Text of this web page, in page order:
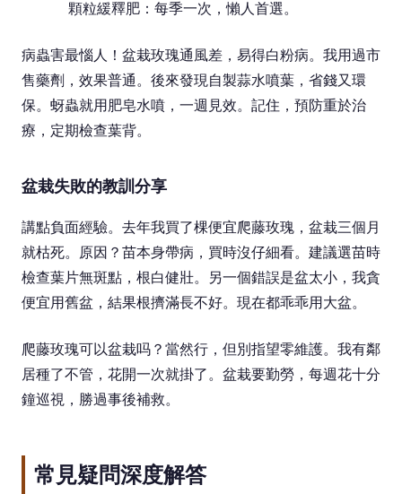
顆粒緩釋肥：每季一次，懶人首選。
病蟲害最惱人！盆栽玫瑰通風差，易得白粉病。我用過市
售藥劑，效果普通。後來發現自製蒜水噴葉，省錢又環
保。蚜蟲就用肥皂水噴，一週見效。記住，預防重於治
療，定期檢查葉背。
盆栽失敗的教訓分享
講點負面經驗。去年我買了棵便宜爬藤玫瑰，盆栽三個月
就枯死。原因？苗本身帶病，買時沒仔細看。建議選苗時
檢查葉片無斑點，根白健壯。另一個錯誤是盆太小，我貪
便宜用舊盆，結果根擠滿長不好。現在都乖乖用大盆。
爬藤玫瑰可以盆栽吗？當然行，但別指望零維護。我有鄰
居種了不管，花開一次就掛了。盆栽要勤勞，每週花十分
鐘巡視，勝過事後補救。
常見疑問深度解答